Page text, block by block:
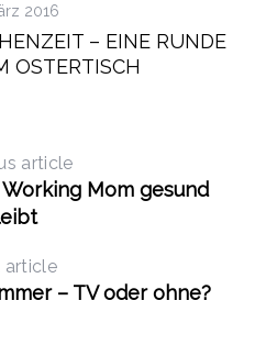
2016
– EINE RUNDE
OSTERTISCH
article
Mom gesund
article
– TV oder ohne?